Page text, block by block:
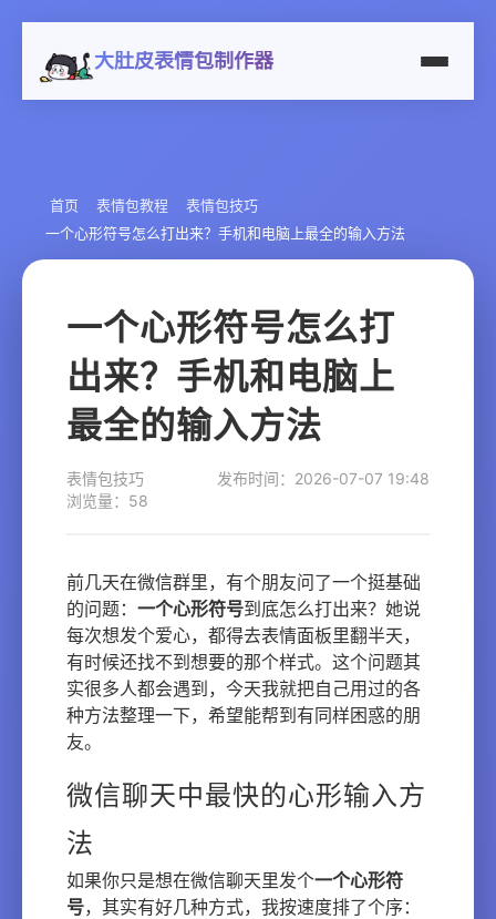
大肚皮表情包制作器
首页 表情包教程
表情包技巧
一个心形符号怎么打出来？手机和电脑上最全的输入方法
一个心形符号怎么打
出来？手机和电脑上
最全的输入方法
表情包技巧
发布时间：2026-07-07 19:48
浏览量：58
前几天在微信群里，有个朋友问了一个挺基础
的问题： 一个心形符号到底怎么打出来？她说
每次想发个爱心，都得去表情面板里翻半天，
有时候还找不到想要的那个样式。这个问题其
实很多人都会遇到，今天我就把自己用过的各
种方法整理一下，希望能帮到有同样困惑的朋
友。
微信聊天中最快的心形输入方
法
如果你只是想在微信聊天里发个一个心形符
号，其实有好几种方式，我按速度排了个序：